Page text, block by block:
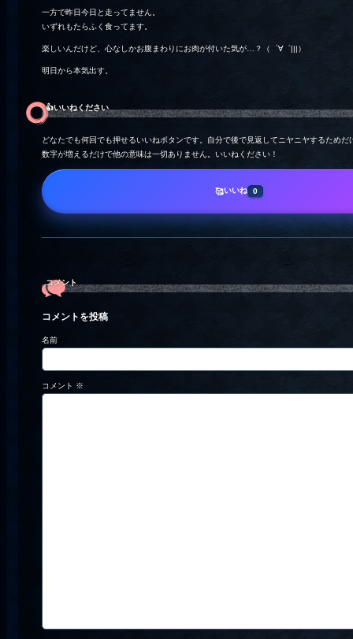
一方で昨日今日と走ってません。
いずれもたらふく食ってます。
楽しいんだけど、心なしかお腹まわりにお肉が付いた気が…？（゜∀゜|||）
明日から本気出す。
👍️いいねください
どなたでも何回でも押せるいいねボタンです。自分で後で見返してニヤニヤするため
数字が増えるだけで他の意味は一切ありません。いいねください！
🥰いいね 0
コメント
コメントを投稿
名前
コメント ※